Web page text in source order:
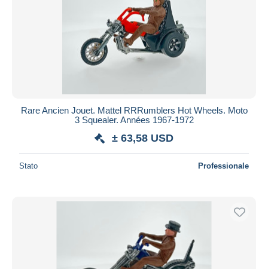
Rare Ancien Jouet. Mattel RRRumblers Hot Wheels. Moto
3 Squealer. Années 1967-1972
± 63,58 USD
Stato Professionale